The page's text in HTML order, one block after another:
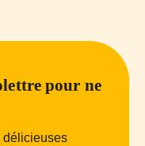
pour ne
délicieuses